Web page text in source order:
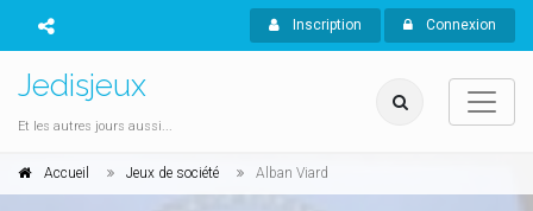
Inscription Connexion
Jedisjeux
Et les autres jours aussi...
Accueil Jeux de société Alban Viard